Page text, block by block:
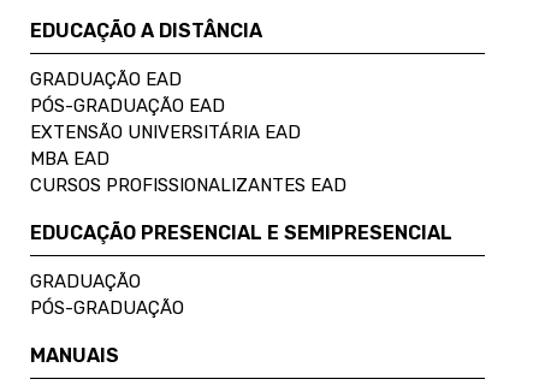
EDUCAÇÃO A DISTÂNCIA
GRADUAÇÃO EAD
PÓS-GRADUAÇÃO EAD
EXTENSÃO UNIVERSITÁRIA EAD
MBA EAD
CURSOS PROFISSIONALIZANTES EAD
EDUCAÇÃO PRESENCIAL E SEMIPRESENCIAL
GRADUAÇÃO
PÓS-GRADUAÇÃO
MANUAIS